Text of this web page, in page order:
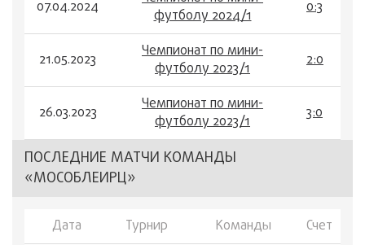
07.04.2024
футболу 2024/1
0:3
21.05.2023
Чемпионат по мини-
футболу 2023/1
2:0
26.03.2023
Чемпионат по мини-
футболу 2023/1
3:0
ПОСЛЕДНИЕ МАТЧИ КОМАНДЫ
«МОСОБЛЕИРЦ»
Дата Турнир Команды Счет